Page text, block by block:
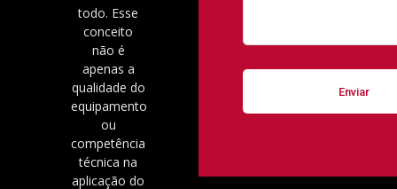
todo. Esse
conceito
não é
apenas a
qualidade do
equipamento
ou
competência
técnica na
aplicação do